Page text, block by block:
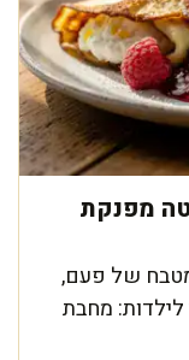
מפנקת
של פעם,
מחבת